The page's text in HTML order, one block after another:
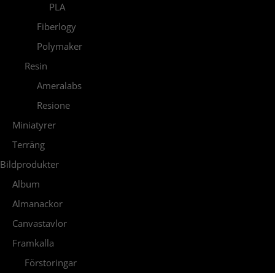
PLA
Fiberlogy
Polymaker
Resin
Ameralabs
Resione
Miniatyrer
Terräng
Bildprodukter
Album
Almanackor
Canvastavlor
Framkalla
Förstoringar